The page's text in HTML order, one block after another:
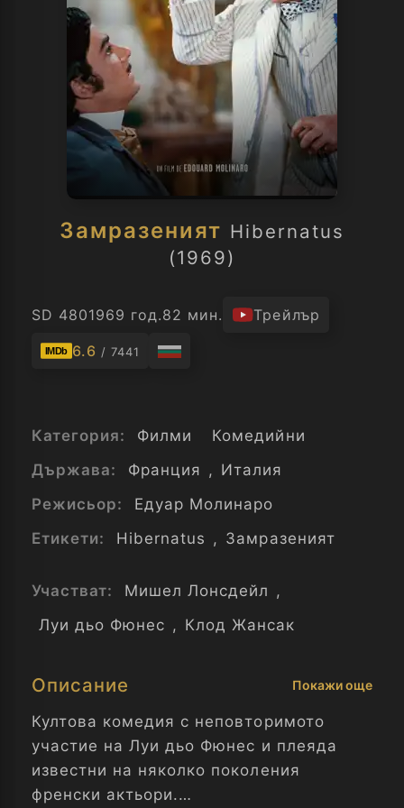
Замразеният Hibernatus
(1969)
SD 4801969 год.82 мин. Трейлър
IMDb 6.6 / 7441
Категория: Филми
Комедийни
Държава:
Франция , Италия
Режисьор:
Едуар Молинаро
Етикети:
Hibernatus , Замразеният
Участват: Мишел Лонсдейл ,
Луи дьо Фюнес , Клод Жансак
Описание Покажи още
Култова комедия с неповторимото
участие на Луи дьо Фюнес и плеяда
известни на няколко поколения
френски актьори.